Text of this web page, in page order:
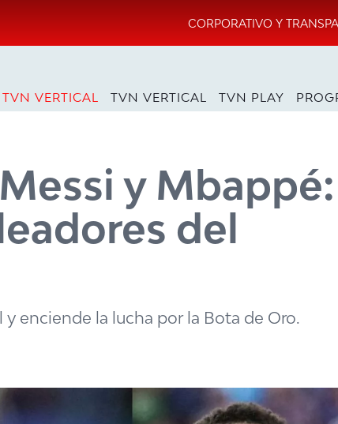
CORPORATIVO Y
VERTICAL TVN VERTICAL TVN PLAY
y Mbappé:
del
enciende la lucha por la Bota de Oro.